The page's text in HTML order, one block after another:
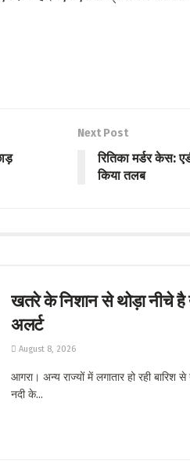
Next Post
रितिका मर्डर केस:
किया तलब
खतरे के निशान से थोड़ा नीचे है
अलर्ट
August 8, 2026
आगरा। अन्य राज्यों में लगातार हो रही
नदी के...